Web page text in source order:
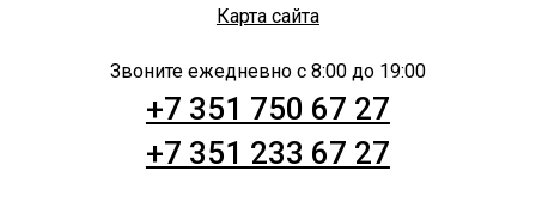
Карта сайта
Звоните ежедневно с 8:00 до 19:00
+7 351 750 67 27
+7 351 233 67 27